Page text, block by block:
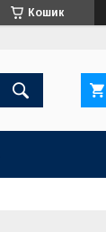
Кошик